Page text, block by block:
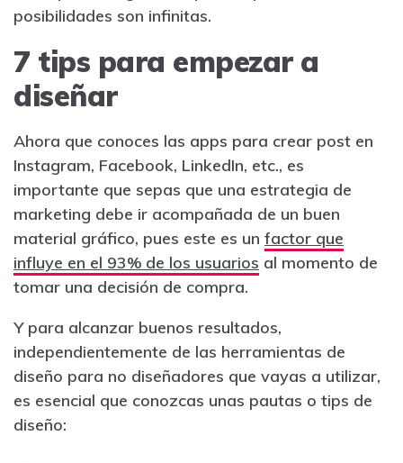
posibilidades son infinitas.
7 tips para empezar a
diseñar
Ahora que conoces las apps para crear post en
Instagram, Facebook, LinkedIn, etc., es
importante que sepas que una estrategia de
marketing debe ir acompañada de un buen
material gráfico, pues este es un factor que
influye en el 93% de los usuarios al momento de
tomar una decisión de compra.
Y para alcanzar buenos resultados,
independientemente de las herramientas de
diseño para no diseñadores que vayas a utilizar,
es esencial que conozcas unas pautas o tips de
diseño: